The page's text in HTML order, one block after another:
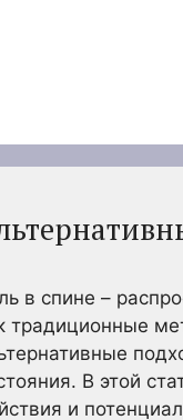
в спине –
традиционные
В этой
и